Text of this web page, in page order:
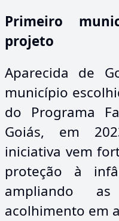
Primeiro
projeto
Aparecida de
município
do Programa
Goiás, em
iniciativa vem
proteção à
ampliando
acolhimento em